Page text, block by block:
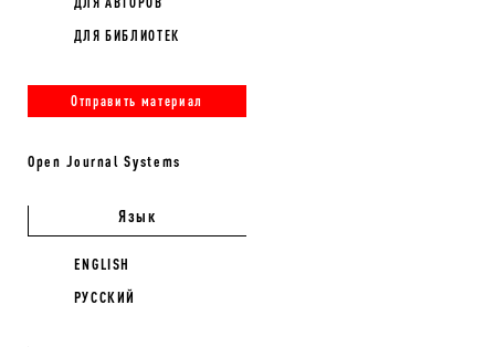
ДЛЯ БИБЛИОТЕК
Отправить материал
Open Journal Systems
Язык
ENGLISH
РУССКИЙ